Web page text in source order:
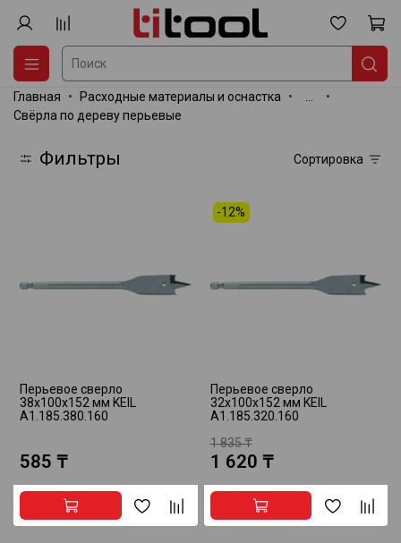
Главная Расходные материалы и оснастка
Свёрла по дереву перьевые
Фильтры Сортировка
Перьевое сверло
38х100х152 мм KEIL
A1.185.380.160
585 ₸
-12%
Перьевое сверло
32х100х152 мм KEIL
A1.185.320.160
1 835 ₸
1 620 ₸